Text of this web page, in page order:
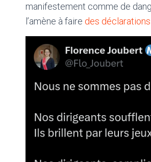
manifestement comme de
l’amène à faire des déclarations